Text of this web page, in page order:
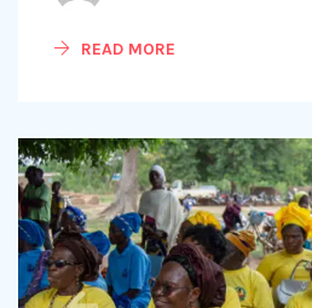
READ MORE